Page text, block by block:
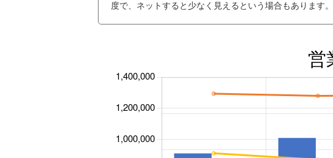
度で、ネットすると少なく見えるという場合もあります。